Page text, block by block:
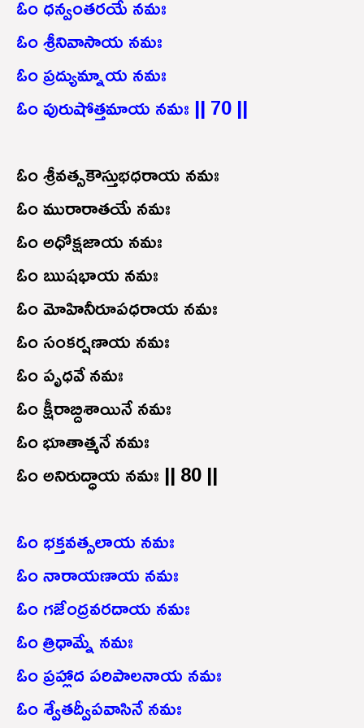
ఓం శ్రీనివాసాయ నమః
ఓం ప్రద్యుమ్నాయ నమః
ఓం పురుషోత్తమాయ నమః || 70 ||
ఓం శ్రీవత్సకౌస్తుభధరాయ నమః
ఓం మురారాతయే నమః
ఓం అధోక్షజాయ నమః
ఓం ఋషభాయ నమః
ఓం మోహినీరూపధరాయ నమః
ఓం సంకర్షణాయ నమః
ఓం పృధవే నమః
ఓం క్షీరాబ్దిశాయినే నమః
ఓం భూతాత్మనే నమః
ఓం అనిరుద్ధాయ నమః || 80 ||
ఓం భక్తవత్సలాయ నమః
ఓం నారాయణాయ నమః
ఓం గజేంద్రవరదాయ నమః
ఓం త్రిధామ్నే నమః
ఓం ప్రహ్లాద పరిపాలనాయ నమః
ఓం శ్వేతద్వీపవాసినే నమః